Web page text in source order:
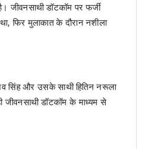
जीवनसाथी डॉटकॉम पर फर्जी
फिर मुलाकात के दौरान नशीला
सिंह और उसके साथी हितिन नरूला
जीवनसाथी डॉटकॉम के माध्यम से